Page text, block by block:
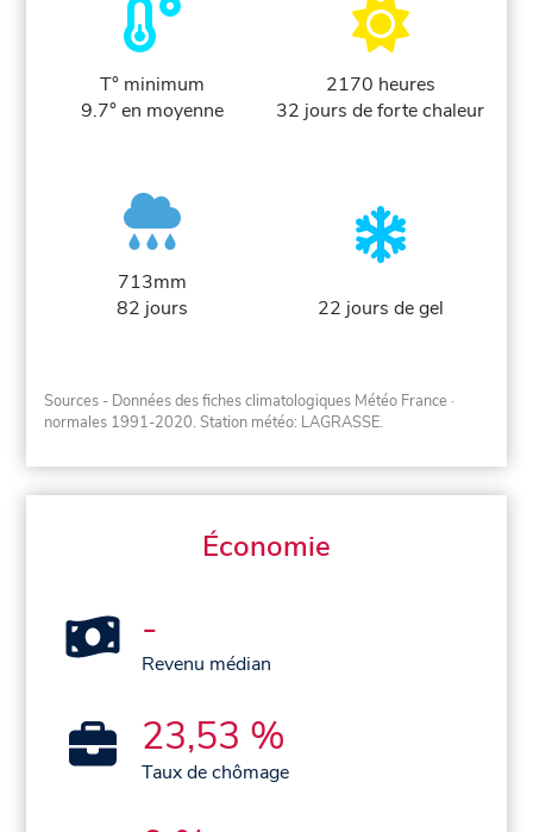
T° minimum
9.7° en moyenne
2170 heures
32 jours de forte chaleur
713mm
82 jours
22 jours de gel
Sources - Données des fiches climatologiques Météo France ·
normales 1991-2020. Station météo: LAGRASSE.
Économie
-
Revenu médian
23,53 %
Taux de chômage